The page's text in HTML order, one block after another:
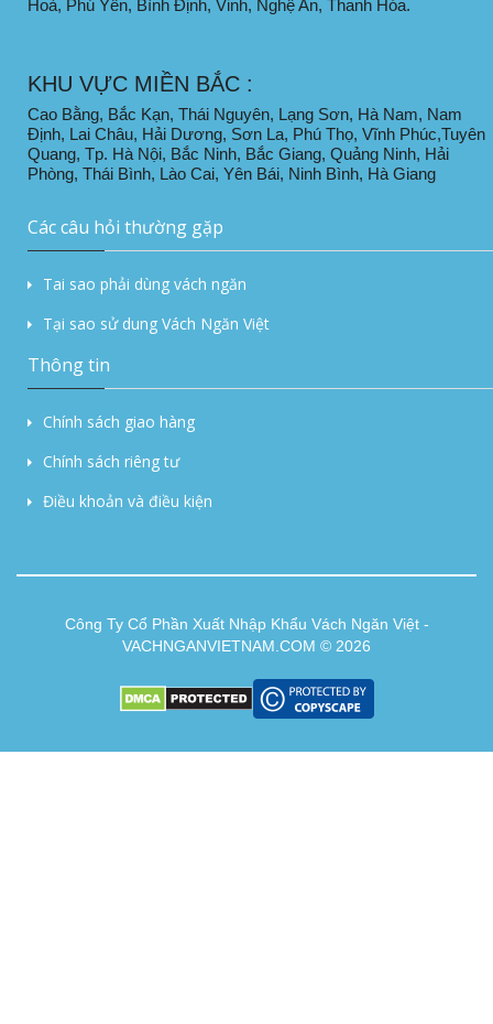
Hoà, Phú Yên, Bình Định, Vinh, Nghệ An, Thanh Hóa.
KHU VỰC MIỀN BẮC :
Cao Bằng, Bắc Kạn, Thái Nguyên, Lạng Sơn, Hà Nam, Nam
Định, Lai Châu, Hải Dương, Sơn La, Phú Thọ, Vĩnh Phúc,Tuyên
Quang, Tp. Hà Nội, Bắc Ninh, Bắc Giang, Quảng Ninh, Hải
Phòng, Thái Bình, Lào Cai, Yên Bái, Ninh Bình, Hà Giang
Các câu hỏi thường gặp
Tai sao phải dùng vách ngăn
Tại sao sử dung Vách Ngăn Việt
Thông tin
Chính sách giao hàng
Chính sách riêng tư
Điều khoản và điều kiện
Công Ty Cổ Phần Xuất Nhập Khẩu Vách Ngăn Việt -
VACHNGANVIETNAM.COM © 2026